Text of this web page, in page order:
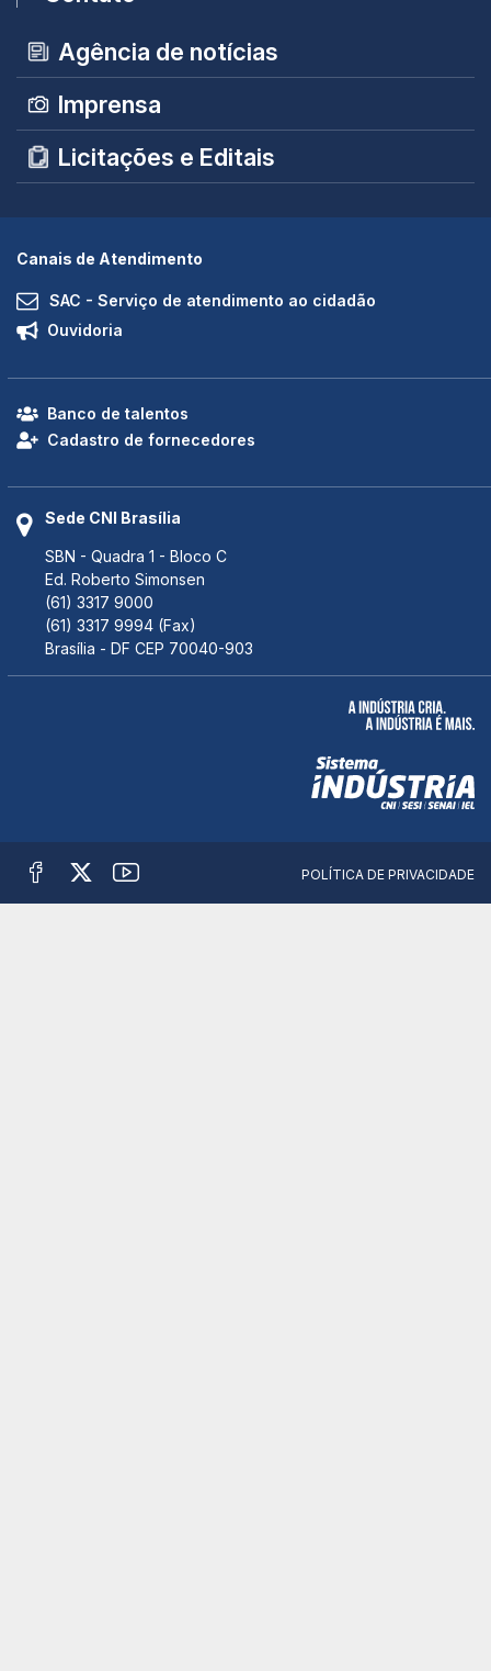
Agência de notícias
Imprensa
Licitações e Editais
Canais de Atendimento
SAC - Serviço de atendimento ao cidadão
Ouvidoria
Banco de talentos
Cadastro de fornecedores
Sede CNI Brasília
SBN - Quadra 1 - Bloco C
Ed. Roberto Simonsen
(61) 3317 9000
(61) 3317 9994 (Fax)
Brasília - DF CEP 70040-903
POLÍTICA DE PRIVACIDADE